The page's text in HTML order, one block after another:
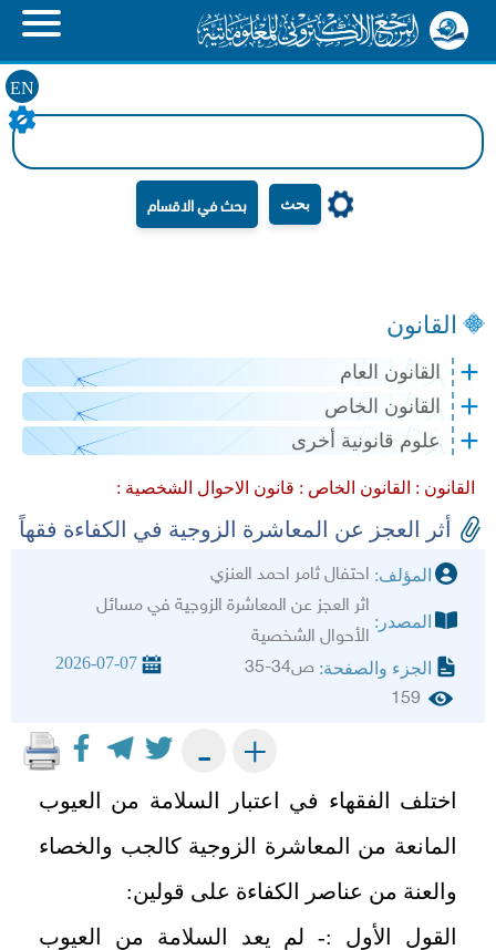
EN
بحث
القانون
القانون العام
القانون الخاص
علوم قانونية أخرى
القانون : القانون الخاص : قانون الاحوال الشخصية :
أثر العجز عن المعاشرة الزوجية في الكفاءة فقهاً
المؤلف: احتفال ثامر احمد العنزي
المصدر:
اثر العجز عن المعاشرة الزوجية في مسائل
الأحوال الشخصية
الجزء والصفحة: ص34-35 2026-07-07
159
+
-
اختلف الفقهاء في اعتبار السلامة من العيوب
المانعة من المعاشرة الزوجية كالجب والخصاء
والعنة من عناصر الكفاءة على قولين:
القول الأول :- لم يعد السلامة من العيوب